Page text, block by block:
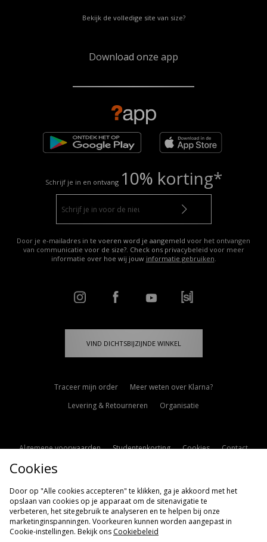
Bekijk de volledige site van size?
Download onze app
Schrijf je in en ontvang 10% korting*
Door je e-mailadres in te voeren word je aangemeld voor het ontvangen
van communicatie voor de size?. Check ons privacybeleid voor meer
informatie over hoe wij jouw informatie gebruiken.
VIND DICHTSBIJZIJNDE WINKEL
Traceer mijn order
Meer weten over Klarna?
Levering & Retourneren
Organisatie
Algemene voorwaarden Studentenkorting Cookies
Contact
Cookie Instellingen
Cookies
Door op "Alle cookies accepteren" te klikken, ga je akkoord met het
opslaan van cookies op je apparaat om de sitenavigatie te
verbeteren, het sitegebruik te analyseren en te helpen bij onze
marketinginspanningen. Voorkeuren kunnen worden aangepast in
Cookie-instellingen. Bekijk ons Cookiebeleid